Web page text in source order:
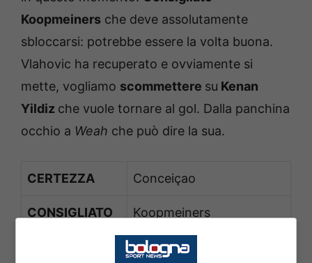
Koopmeiners che deve assolutamente
sbloccarsi: potrebbe essere la volta buona.
Vlahovic ha recuperato e ovviamente si
mette, vogliamo scommettere su Kenan
Yildiz che vuole tornare al gol. Dalla panchina
occhio a Weah che può dire la sua.
CERTEZZA Conceiçao
CONSIGLIATO Koopmeiners
Yildiz